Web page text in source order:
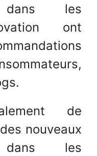
dans les
ont
de
nouveaux
dans les